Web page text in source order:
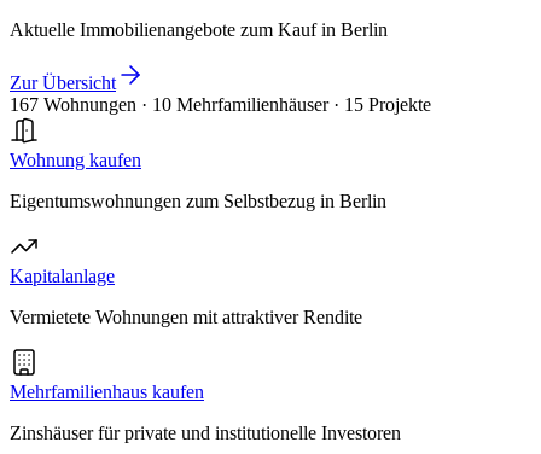
Aktuelle Immobilienangebote zum Kauf in Berlin
Zur Übersicht
167 Wohnungen · 10 Mehrfamilienhäuser · 15 Projekte
Wohnung kaufen
Eigentumswohnungen zum Selbstbezug in Berlin
Kapitalanlage
Vermietete Wohnungen mit attraktiver Rendite
Mehrfamilienhaus kaufen
Zinshäuser für private und institutionelle Investoren